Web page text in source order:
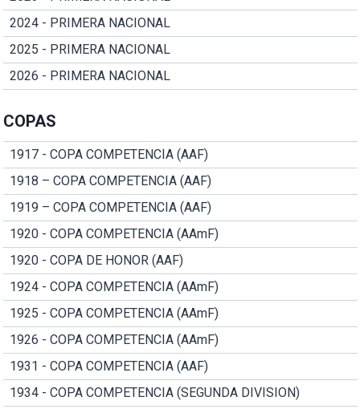
2024 - PRIMERA NACIONAL
2025 - PRIMERA NACIONAL
2026 - PRIMERA NACIONAL
COPAS
1917 - COPA COMPETENCIA (AAF)
1918 – COPA COMPETENCIA (AAF)
1919 – COPA COMPETENCIA (AAF)
1920 - COPA COMPETENCIA (AAmF)
1920 - COPA DE HONOR (AAF)
1924 - COPA COMPETENCIA (AAmF)
1925 - COPA COMPETENCIA (AAmF)
1926 - COPA COMPETENCIA (AAmF)
1931 - COPA COMPETENCIA (AAF)
1934 - COPA COMPETENCIA (SEGUNDA DIVISION)